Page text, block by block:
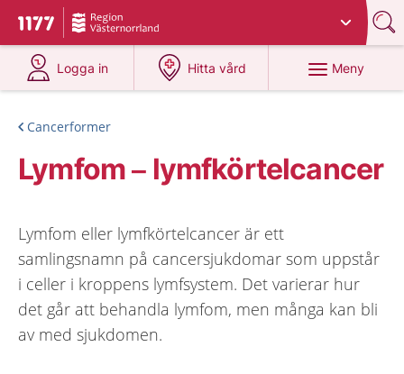
Till startsidan för 1177
Du har valt region
Logga in
på 1177.se
Hitta vård
på 1177.se
Meny
Cancerformer
Lymfom – lymfkörtelcancer
Lymfom eller lymfkörtelcancer är ett
samlingsnamn på cancersjukdomar som uppstår
i celler i kroppens lymfsystem. Det varierar hur
det går att behandla lymfom, men många kan bli
av med sjukdomen.